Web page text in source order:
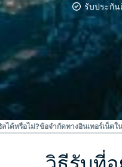
รับประกั
VPN ที่ได้รั
VPN
ได้หรือไม่?ข้อจำกัดทางอินเทอร์เน็ตใ
วิธีรับที่อยู่ IP บราซิล